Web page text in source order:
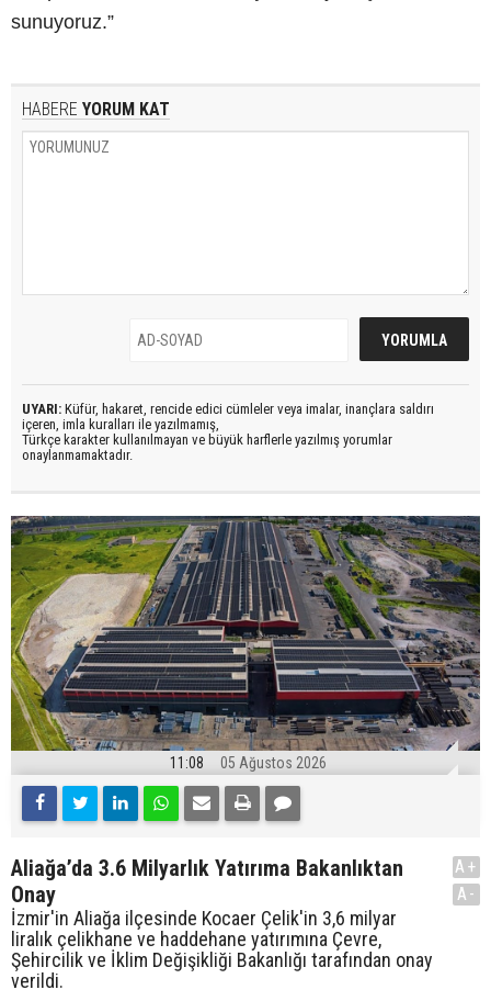
sunuyoruz.”
HABERE YORUM KAT
UYARI: Küfür, hakaret, rencide edici cümleler veya imalar, inançlara saldırı
içeren, imla kuralları ile yazılmamış,
Türkçe karakter kullanılmayan ve büyük harflerle yazılmış yorumlar
onaylanmamaktadır.
11:08 05 Ağustos 2026
Aliağa’da 3.6 Milyarlık Yatırıma Bakanlıktan
Onay
İzmir'in Aliağa ilçesinde Kocaer Çelik'in 3,6 milyar
liralık çelikhane ve haddehane yatırımına Çevre,
Şehircilik ve İklim Değişikliği Bakanlığı tarafından onay
verildi.
A+
A-